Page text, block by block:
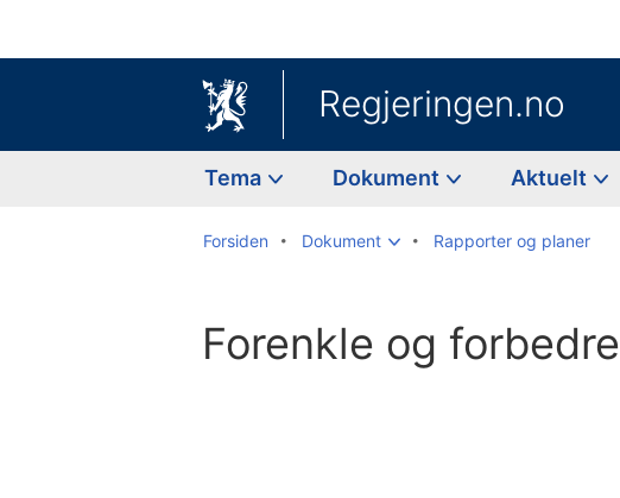
Regjeringen.no
Tema Dokument Aktuelt
Forsiden Dokument Rapporter og planer
Forenkle og forbedre